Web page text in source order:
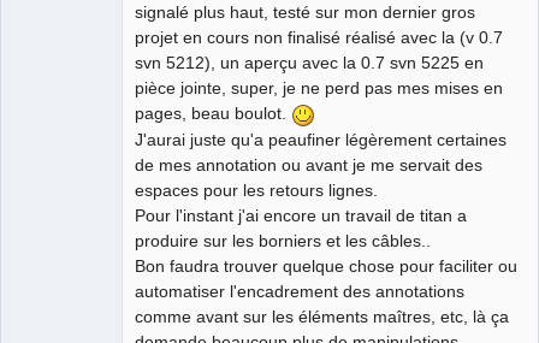
signalé plus haut, testé sur mon dernier gros
projet en cours non finalisé réalisé avec la (v 0.7
svn 5212), un aperçu avec la 0.7 svn 5225 en
pièce jointe, super, je ne perd pas mes mises en
pages, beau boulot.
J'aurai juste qu'a peaufiner légèrement certaines
de mes annotation ou avant je me servait des
espaces pour les retours lignes.
Pour l'instant j'ai encore un travail de titan a
produire sur les borniers et les câbles..
Bon faudra trouver quelque chose pour faciliter ou
automatiser l'encadrement des annotations
comme avant sur les éléments maîtres, etc, là ça